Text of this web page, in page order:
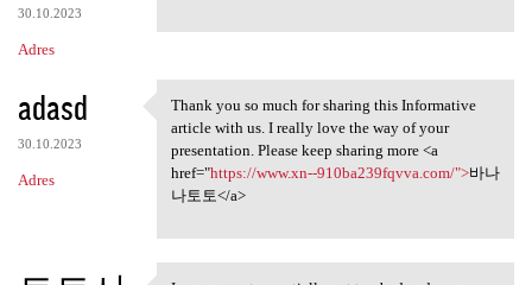
30.10.2023
Adres
adasd
30.10.2023
Adres
Thank you so much for sharing
Thank you so much for sharing this Informative
article with us. I really love the way of your
presentation. Please keep sharing more <a
href="https://www.xn--910ba239fqvva.com/">바나
나토토</a>